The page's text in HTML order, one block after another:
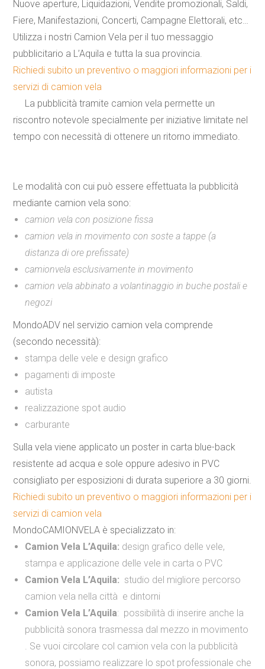
Nuove aperture, Liquidazioni, Vendite promozionali, Saldi,
Fiere, Manifestazioni, Concerti, Campagne Elettorali, etc…
Utilizza i nostri Camion Vela per il tuo messaggio
pubblicitario a L’Aquila e tutta la sua provincia.
Richiedi subito un preventivo o maggiori informazioni per i
servizi di camion vela
La pubblicità tramite camion vela permette un
riscontro notevole specialmente per iniziative limitate nel
tempo con necessità di ottenere un ritorno immediato.
Le modalità con cui può essere effettuata la pubblicità
mediante camion vela sono:
camion vela con posizione fissa
camion vela in movimento con soste a tappe (a
distanza di ore prefissate)
camionvela esclusivamente in movimento
camion vela abbinato a volantinaggio in buche postali e
negozi
MondoADV nel servizio camion vela comprende
(secondo necessità):
stampa delle vele e design grafico
pagamenti di imposte
autista
realizzazione spot audio
carburante
Sulla vela viene applicato un poster in carta blue-back
resistente ad acqua e sole oppure adesivo in PVC
consigliato per esposizioni di durata superiore a 30 giorni.
Richiedi subito un preventivo o maggiori informazioni per i
servizi di camion vela
MondoCAMIONVELA è specializzato in:
Camion Vela L’Aquila: design grafico delle vele,
stampa e applicazione delle vele in carta o PVC
Camion Vela L’Aquila: studio del migliore percorso
camion vela nella città e dintorni
Camion Vela L’Aquila: possibilità di inserire anche la
pubblicità sonora trasmessa dal mezzo in movimento
. Se vuoi circolare col camion vela con la pubblicità
sonora, possiamo realizzare lo spot professionale che